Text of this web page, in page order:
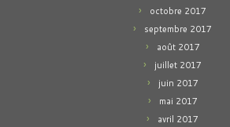
octobre 2017
septembre 2017
août 2017
juillet 2017
juin 2017
mai 2017
avril 2017